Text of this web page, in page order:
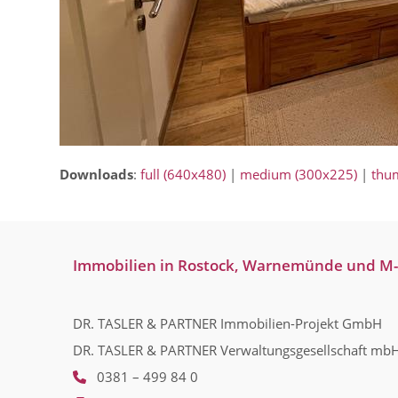
Downloads:full (640x480) | medium (300x225) |
Immobilien in Rostock, Warnemünde und
DR. TASLER & PARTNER Immobilien-Projekt GmbH
DR. TASLER & PARTNER Verwaltungsgesellschaft
0381 – 499 84 0